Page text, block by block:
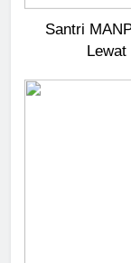
Santri
Lewat